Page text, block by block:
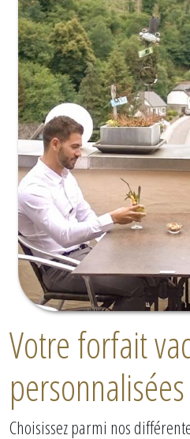
Votre forfait
personnalisées
Choisissez parmi nos